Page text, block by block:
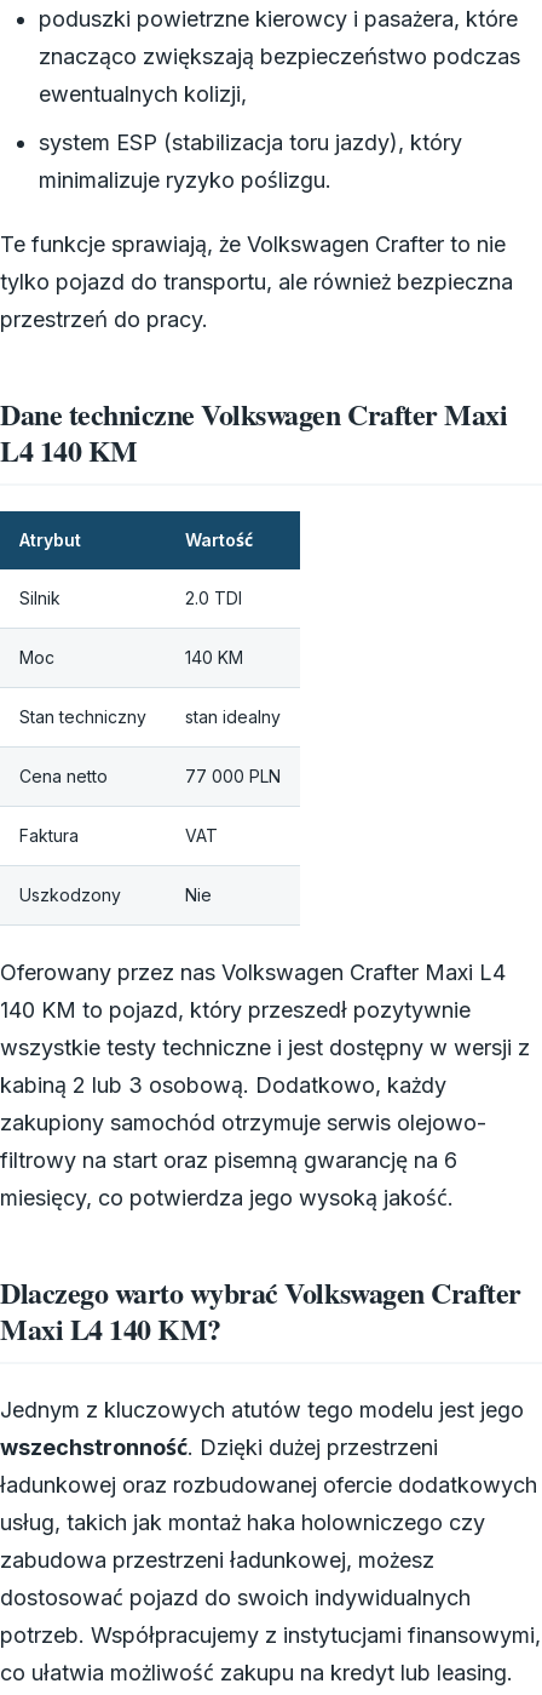
poduszki powietrzne kierowcy i pasażera, które
znacząco zwiększają bezpieczeństwo podczas
ewentualnych kolizji,
system ESP (stabilizacja toru jazdy), który
minimalizuje ryzyko poślizgu.
Te funkcje sprawiają, że Volkswagen Crafter to nie
tylko pojazd do transportu, ale również bezpieczna
przestrzeń do pracy.
Dane techniczne Volkswagen Crafter Maxi
L4 140 KM
Atrybut Wartość
Silnik 2.0 TDI
Moc 140 KM
Stan techniczny stan idealny
Cena netto 77 000 PLN
Faktura VAT
Uszkodzony Nie
Oferowany przez nas Volkswagen Crafter Maxi L4
140 KM to pojazd, który przeszedł pozytywnie
wszystkie testy techniczne i jest dostępny w wersji z
kabiną 2 lub 3 osobową. Dodatkowo, każdy
zakupiony samochód otrzymuje serwis olejowo-
filtrowy na start oraz pisemną gwarancję na 6
miesięcy, co potwierdza jego wysoką jakość.
Dlaczego warto wybrać Volkswagen Crafter
Maxi L4 140 KM?
Jednym z kluczowych atutów tego modelu jest jego
wszechstronność. Dzięki dużej przestrzeni
ładunkowej oraz rozbudowanej ofercie dodatkowych
usług, takich jak montaż haka holowniczego czy
zabudowa przestrzeni ładunkowej, możesz
dostosować pojazd do swoich indywidualnych
potrzeb. Współpracujemy z instytucjami finansowymi,
co ułatwia możliwość zakupu na kredyt lub leasing.